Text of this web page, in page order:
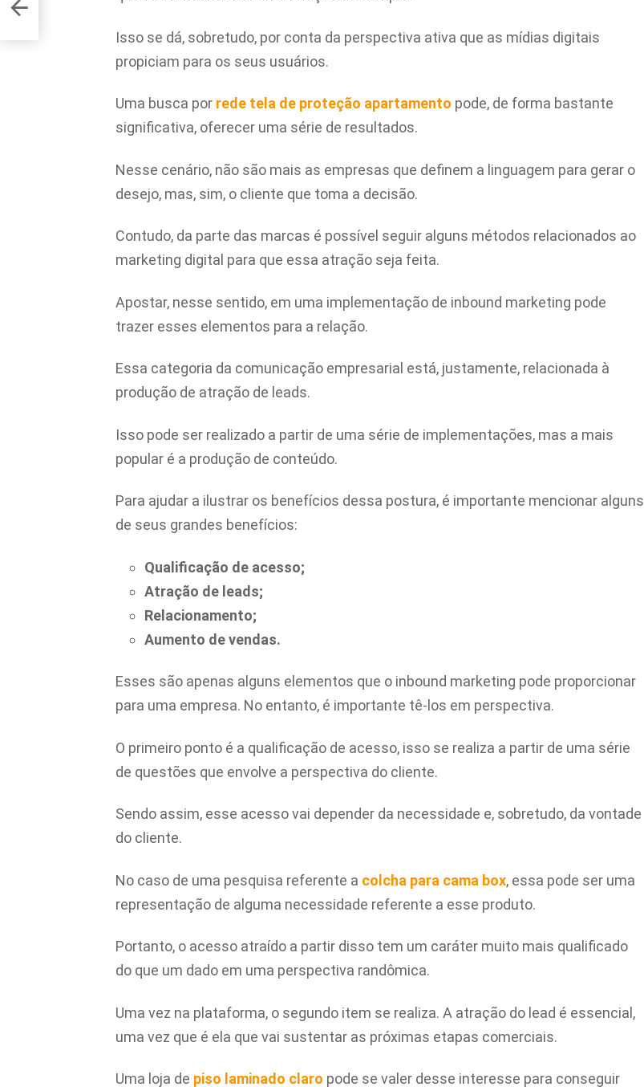
Isso se dá, sobretudo, por conta da perspectiva ativa que as mídias digitais
propiciam para os seus usuários.
Uma busca por rede tela de proteção apartamento pode, de forma bastante
significativa, oferecer uma série de resultados.
Nesse cenário, não são mais as empresas que definem a linguagem para gerar o
desejo, mas, sim, o cliente que toma a decisão.
Contudo, da parte das marcas é possível seguir alguns métodos relacionados ao
marketing digital para que essa atração seja feita.
Apostar, nesse sentido, em uma implementação de inbound marketing pode
trazer esses elementos para a relação.
Essa categoria da comunicação empresarial está, justamente, relacionada à
produção de atração de leads.
Isso pode ser realizado a partir de uma série de implementações, mas a mais
popular é a produção de conteúdo.
Para ajudar a ilustrar os benefícios dessa postura, é importante mencionar alguns
de seus grandes benefícios:
Qualificação de acesso;
Atração de leads;
Relacionamento;
Aumento de vendas.
Esses são apenas alguns elementos que o inbound marketing pode proporcionar
para uma empresa. No entanto, é importante tê-los em perspectiva.
O primeiro ponto é a qualificação de acesso, isso se realiza a partir de uma série
de questões que envolve a perspectiva do cliente.
Sendo assim, esse acesso vai depender da necessidade e, sobretudo, da vontade
do cliente.
No caso de uma pesquisa referente a colcha para cama box, essa pode ser uma
representação de alguma necessidade referente a esse produto.
Portanto, o acesso atraído a partir disso tem um caráter muito mais qualificado
do que um dado em uma perspectiva randômica.
Uma vez na plataforma, o segundo item se realiza. A atração do lead é essencial,
uma vez que é ela que vai sustentar as próximas etapas comerciais.
Uma loja de piso laminado claro pode se valer desse interesse para conseguir